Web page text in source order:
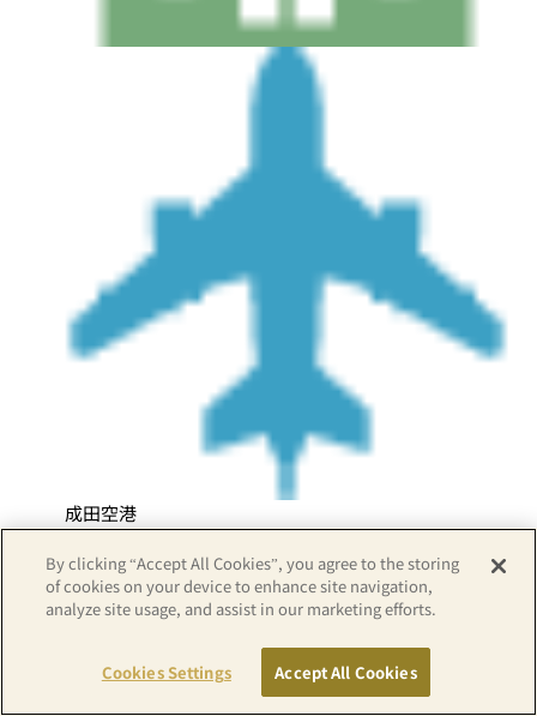
成田空港
By clicking “Accept All Cookies”, you agree to the storing
of cookies on your device to enhance site navigation,
analyze site usage, and assist in our marketing efforts.
Cookies Settings Accept All Cookies